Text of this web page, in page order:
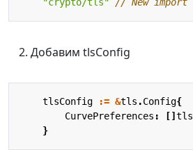
"crypto/tls"
// New import
Добавим tlsConfig
tlsConfig := &tls .Config{
CurvePreferences : [] tls
}